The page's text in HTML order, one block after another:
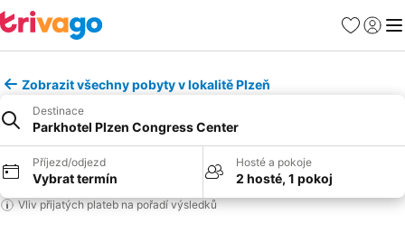
Oblíbené
Zobrazit všechny pobyty v lokalitě Plzeň
Destinace
Parkhotel Plzen Congress Center
Příjezd/odjezd
Vybrat termín
Hosté a pokoje
2 hosté, 1 pokoj
Vliv přijatých plateb na pořadí výsledků